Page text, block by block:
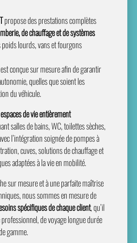
propose des prestations complètes
de chauffage et de systèmes
lourds, vans et fourgons
conçue sur mesure afin de garantir
quelles que soient les
du véhicule.
espaces de vie entièrement
salles de bains, WC, toilettes sèches,
l’intégration soignée de pompes à
cuves, solutions de chauffage et
adaptées à la vie en mobilité.
sur mesure et à une parfaite maîtrise
nous sommes en mesure de
spécifiques de chaque client, qu’il
professionnel, de voyage longue durée
gamme.